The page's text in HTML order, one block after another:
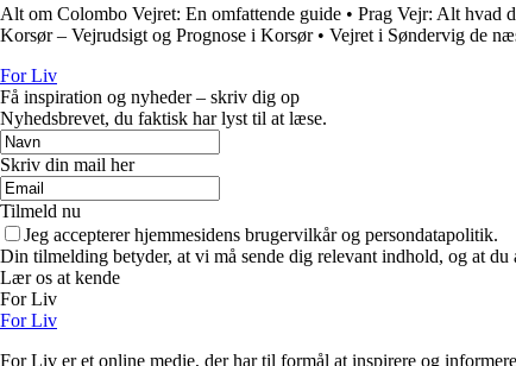
Alt om Colombo Vejret: En omfattende guide • Prag Vejr: Alt hvad
Korsør – Vejrudsigt og Prognose i Korsør• Vejret i Søndervig de
For Liv
Få inspiration og nyheder – skriv dig op
Nyhedsbrevet, du faktisk har lyst til at læse.
Skriv din mail her
Tilmeld nu
Jeg accepterer hjemmesidens brugervilkår og persondatapolitik.
Din tilmelding betyder, at vi må sende dig relevant indhold, og at
Lær os at kende
For Liv
For Liv
For Liv er et online medie, der har til formål at inspirere og